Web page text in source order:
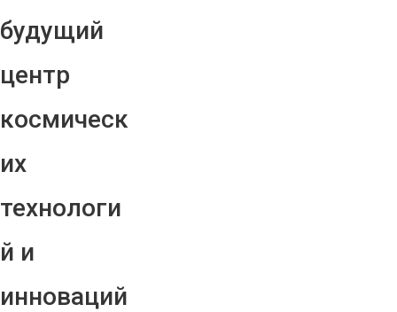
будущий
центр
космическ
их
технологи
й и
инноваций